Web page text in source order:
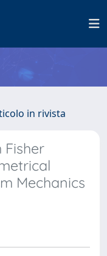
in rivista
Fisher
Mechanics